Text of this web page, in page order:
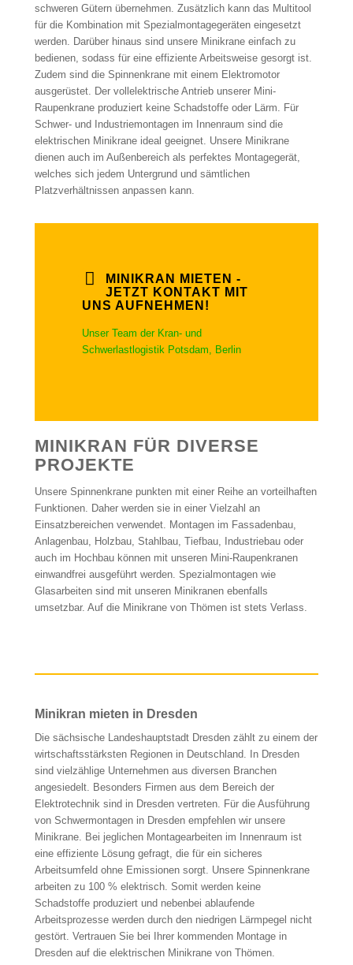
schweren Gütern übernehmen. Zusätzlich kann das Multitool
für die Kombination mit Spezialmontagegeräten eingesetzt
werden. Darüber hinaus sind unsere Minikrane einfach zu
bedienen, sodass für eine effiziente Arbeitsweise gesorgt ist.
Zudem sind die Spinnenkrane mit einem Elektromotor
ausgerüstet. Der vollelektrische Antrieb unserer Mini-
Raupenkrane produziert keine Schadstoffe oder Lärm. Für
Schwer- und Industriemontagen im Innenraum sind die
elektrischen Minikrane ideal geeignet. Unsere Minikrane
dienen auch im Außenbereich als perfektes Montagegerät,
welches sich jedem Untergrund und sämtlichen
Platzverhältnissen anpassen kann.
MINIKRAN MIETEN -
JETZT KONTAKT MIT
UNS AUFNEHMEN!
Unser Team der Kran- und
Schwerlastlogistik Potsdam, Berlin
MINIKRAN FÜR DIVERSE
PROJEKTE
Unsere Spinnenkrane punkten mit einer Reihe an vorteilhaften
Funktionen. Daher werden sie in einer Vielzahl an
Einsatzbereichen verwendet. Montagen im Fassadenbau,
Anlagenbau, Holzbau, Stahlbau, Tiefbau, Industriebau oder
auch im Hochbau können mit unseren Mini-Raupenkranen
einwandfrei ausgeführt werden. Spezialmontagen wie
Glasarbeiten sind mit unseren Minikranen ebenfalls
umsetzbar. Auf die Minikrane von Thömen ist stets Verlass.
Minikran mieten in Dresden
Die sächsische Landeshauptstadt Dresden zählt zu einem der
wirtschaftsstärksten Regionen in Deutschland. In Dresden
sind vielzählige Unternehmen aus diversen Branchen
angesiedelt. Besonders Firmen aus dem Bereich der
Elektrotechnik sind in Dresden vertreten. Für die Ausführung
von Schwermontagen in Dresden empfehlen wir unsere
Minikrane. Bei jeglichen Montagearbeiten im Innenraum ist
eine effiziente Lösung gefragt, die für ein sicheres
Arbeitsumfeld ohne Emissionen sorgt. Unsere Spinnenkrane
arbeiten zu 100 % elektrisch. Somit werden keine
Schadstoffe produziert und nebenbei ablaufende
Arbeitsprozesse werden durch den niedrigen Lärmpegel nicht
gestört. Vertrauen Sie bei Ihrer kommenden Montage in
Dresden auf die elektrischen Minikrane von Thömen.